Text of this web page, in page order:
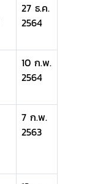
27 ธ.ค.
2564
10 ก.พ.
2564
7 ก.พ.
2563